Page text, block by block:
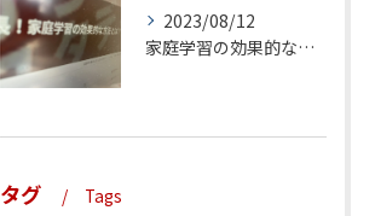
2023/08/12
家庭学習の効果的な方法とは？（前編）
タグ Tags